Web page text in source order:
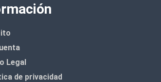
Legal
de privacidad